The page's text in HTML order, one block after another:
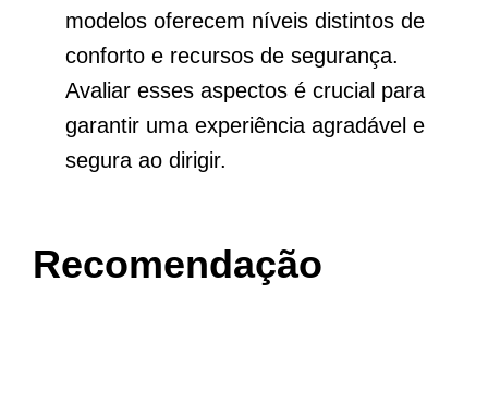
modelos oferecem níveis distintos de
conforto e recursos de segurança.
Avaliar esses aspectos é crucial para
garantir uma experiência agradável e
segura ao dirigir.
Recomendação